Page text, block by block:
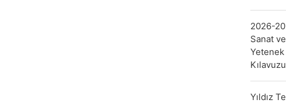
2026-
Sanat
Yetenek
Kılavuzu
Yıldız